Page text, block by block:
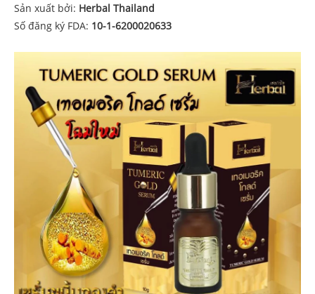
Sản xuất bởi: Herbal Thailand
Số đăng ký FDA: 10-1-6200020633